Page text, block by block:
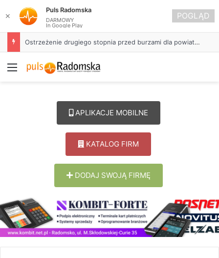
Ostrzeżenie drugiego stopnia przed burzami dla powiatu radomszczańskiego
Menu
APLIKACJE MOBILNE
KATALOG FIRM
DODAJ SWOJĄ FIRMĘ
✕
Puls Radomska
DARMOWY
In Google Play
POGLĄD